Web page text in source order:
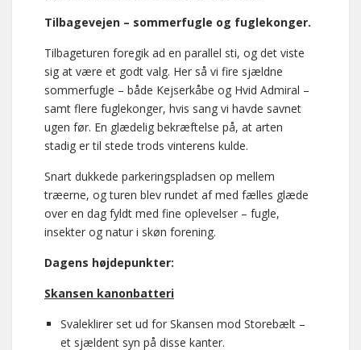
Tilbagevejen – sommerfugle og fuglekonger.
Tilbageturen foregik ad en parallel sti, og det viste
sig at være et godt valg. Her så vi fire sjældne
sommerfugle – både Kejserkåbe og Hvid Admiral –
samt flere fuglekonger, hvis sang vi havde savnet
ugen før. En glædelig bekræftelse på, at arten
stadig er til stede trods vinterens kulde.
Snart dukkede parkeringspladsen op mellem
træerne, og turen blev rundet af med fælles glæde
over en dag fyldt med fine oplevelser – fugle,
insekter og natur i skøn forening.
Dagens højdepunkter:
Skansen kanonbatteri
Svaleklirer set ud for Skansen mod Storebælt –
et sjældent syn på disse kanter.